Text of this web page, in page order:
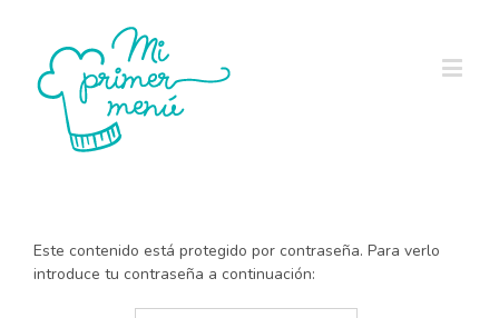
Este contenido está protegido por contraseña. Para verlo
introduce tu contraseña a continuación: